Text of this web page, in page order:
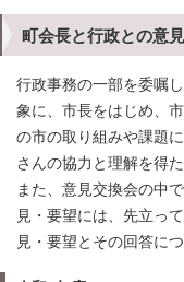
町会長と行政との意
行政事務の一部を委嘱
象に、市長をはじめ、
の市の取り組みや課題
さんの協力と理解を得
また、意見交換会の中
見・要望には、先立っ
見・要望とその回答に